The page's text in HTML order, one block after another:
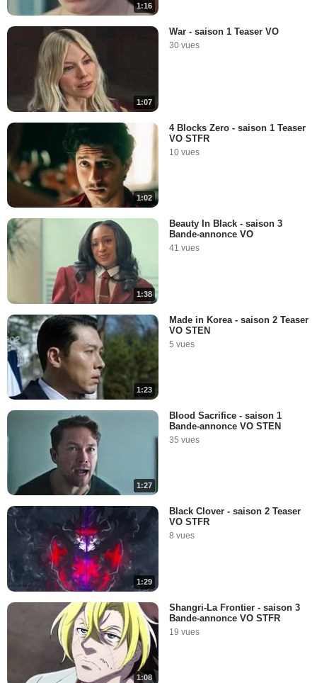
1:16
1:07
War - saison 1 Teaser VO
30 vues
1:02
4 Blocks Zero - saison 1 Teaser
VO STFR
10 vues
1:38
Beauty In Black - saison 3
Bande-annonce VO
41 vues
1:23
Made in Korea - saison 2 Teaser
VO STEN
5 vues
1:27
Blood Sacrifice - saison 1
Bande-annonce VO STEN
35 vues
1:29
Black Clover - saison 2 Teaser
VO STFR
8 vues
1:08
Shangri-La Frontier - saison 3
Bande-annonce VO STFR
19 vues